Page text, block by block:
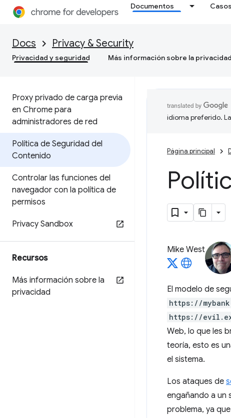
Documentos
Docs Privacy & Security
Privacidad y seguridad Más información sobre la privacidad
Proxy privado de carga previa
en Chrome para
administradores de red
Política de Seguridad del
Contenido
Controlar las funciones del
navegador con la política de
permisos
Privacy Sandbox
Recursos
Más información sobre la
privacidad
idioma preferido.
Página principal
Mike West
El modelo de
https://
https://
Web, lo que les
teoría, esto es
el sistema.
Los ataques de
engañando a un
problema, ya